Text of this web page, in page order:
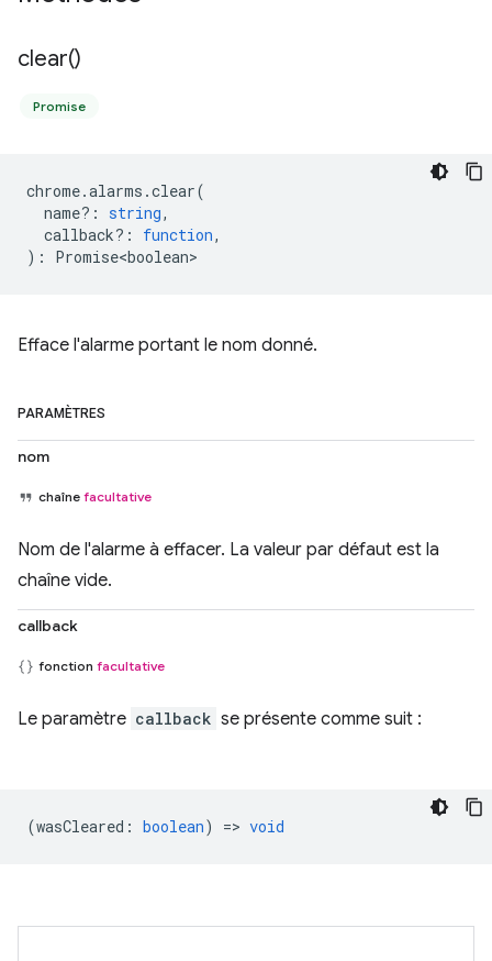
clear()
Promise
chrome.alarms .clear(
name? : string,
callback? : function,
) : Promise<boolean>
Efface l'alarme portant le nom donné.
PARAMÈTRES
nom
chaîne facultative
Nom de l'alarme à effacer. La valeur par défaut est la
chaîne vide.
callback
fonction facultative
Le paramètre callback se présente comme suit :
(wasCleared : boolean) => void